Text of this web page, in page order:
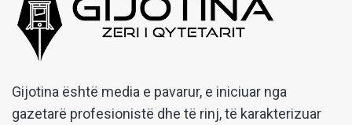
Gijotina është media e pavarur, e iniciuar nga
gazetarë profesionistë dhe të rinj, të karakterizuar